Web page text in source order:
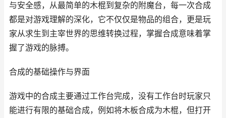
与安全感，从最简单的木棍到复杂的附魔台，每一次合成
都是对游戏理解的深化，它不仅仅是物品的组合，更是玩
家从求生到主宰世界的思维转换过程，掌握合成意味着掌
握了游戏的脉搏。
合成的基础操作与界面
游戏中的合成主要通过工作台完成，没有工作台时玩家只
能进行有限的基础合成，例如将木板合成为木棍，但打开